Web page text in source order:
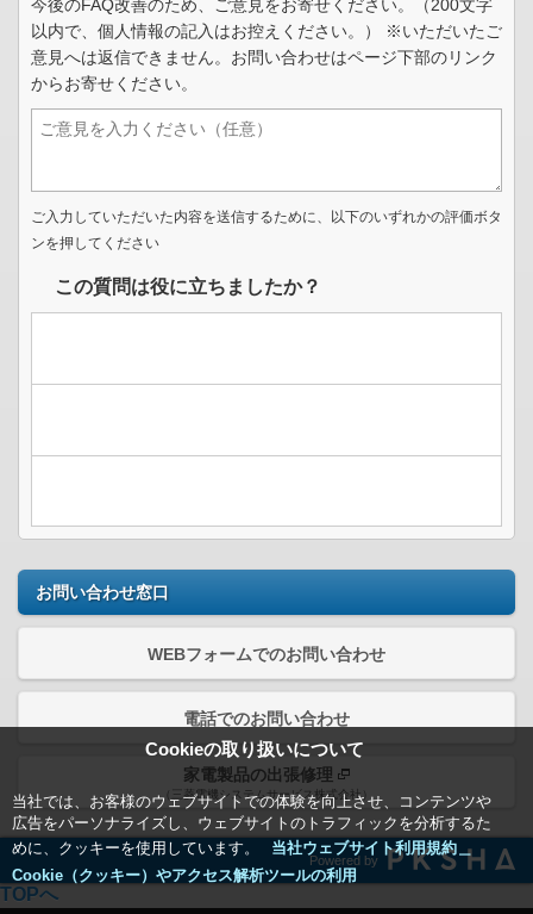
Cookieの取り扱いについて
当社では、お客様のウェブサイトでの体験を向上させ、コンテンツや
広告をパーソナライズし、ウェブサイトのトラフィックを分析するた
めに、クッキーを使用しています。
当社ウェブサイト利用規約＿
Cookie（クッキー）やアクセス解析ツールの利用
今後のFAQ改善のため、ご意見をお寄せください。（200文字
以内で、個人情報の記入はお控えください。） ※いただいたご
意見へは返信できません。お問い合わせはページ下部のリンク
からお寄せください。
ご入力していただいた内容を送信するために、以下のいずれかの評価ボタ
ンを押してください
この質問は役に立ちましたか？
お問い合わせ窓口
WEBフォームでのお問い合わせ
電話でのお問い合わせ
家電製品の出張修理
（三菱電機システムサービス株式会社）
Powered by
TOPへ